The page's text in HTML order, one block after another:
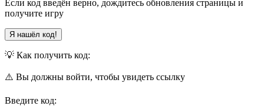
Если код введён верно, дождитесь обновления страницы и
получите игру
Я нашёл код!
💡 Как получить код:
⚠️ Вы должны войти, чтобы увидеть ссылку
Введите код: